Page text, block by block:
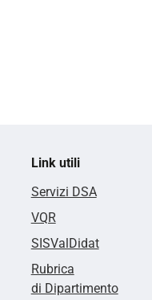
Link utili
Servizi DSA
VQR
SISValDidat
Rubrica
di Dipartimento